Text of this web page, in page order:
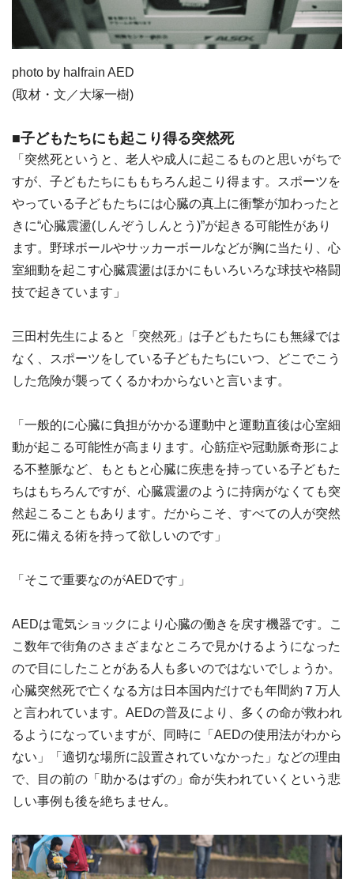
photo by halfrain AED
(取材・文／大塚一樹)
■子どもたちにも起こり得る突然死
「突然死というと、老人や成人に起こるものと思いがちで
すが、子どもたちにももちろん起こり得ます。スポーツを
やっている子どもたちには心臓の真上に衝撃が加わったと
きに“心臓震盪(しんぞうしんとう)”が起きる可能性があり
ます。野球ボールやサッカーボールなどが胸に当たり、心
室細動を起こす心臓震盪はほかにもいろいろな球技や格闘
技で起きています」
三田村先生によると「突然死」は子どもたちにも無縁では
なく、スポーツをしている子どもたちにいつ、どこでこう
した危険が襲ってくるかわからないと言います。
「一般的に心臓に負担がかかる運動中と運動直後は心室細
動が起こる可能性が高まります。心筋症や冠動脈奇形によ
る不整脈など、もともと心臓に疾患を持っている子どもた
ちはもちろんですが、心臓震盪のように持病がなくても突
然起こることもあります。だからこそ、すべての人が突然
死に備える術を持って欲しいのです」
「そこで重要なのがAEDです」
AEDは電気ショックにより心臓の働きを戻す機器です。こ
こ数年で街角のさまざまなところで見かけるようになった
ので目にしたことがある人も多いのではないでしょうか。
心臓突然死で亡くなる方は日本国内だけでも年間約７万人
と言われています。AEDの普及により、多くの命が救われ
るようになっていますが、同時に「AEDの使用法がわから
ない」「適切な場所に設置されていなかった」などの理由
で、目の前の「助かるはずの」命が失われていくという悲
しい事例も後を絶ちません。